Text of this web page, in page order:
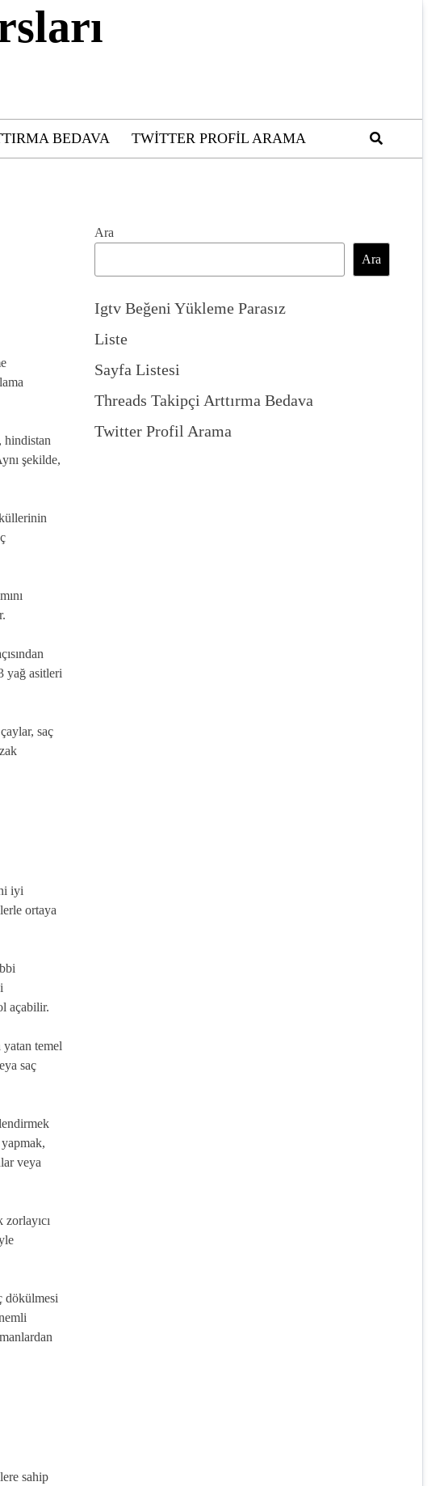
BEDAVA TWITTER PROFIL ARAMA
hindistan
şekilde,
yağ asitleri
saç
iyi
ortaya
açabilir.
temel
saç
veya
dökülmesi
sahip
Ara
Ara
Igtv Beğeni Yükleme Parasız
Liste
Sayfa Listesi
Threads Takipçi Arttırma Bedava
Twitter Profil Arama